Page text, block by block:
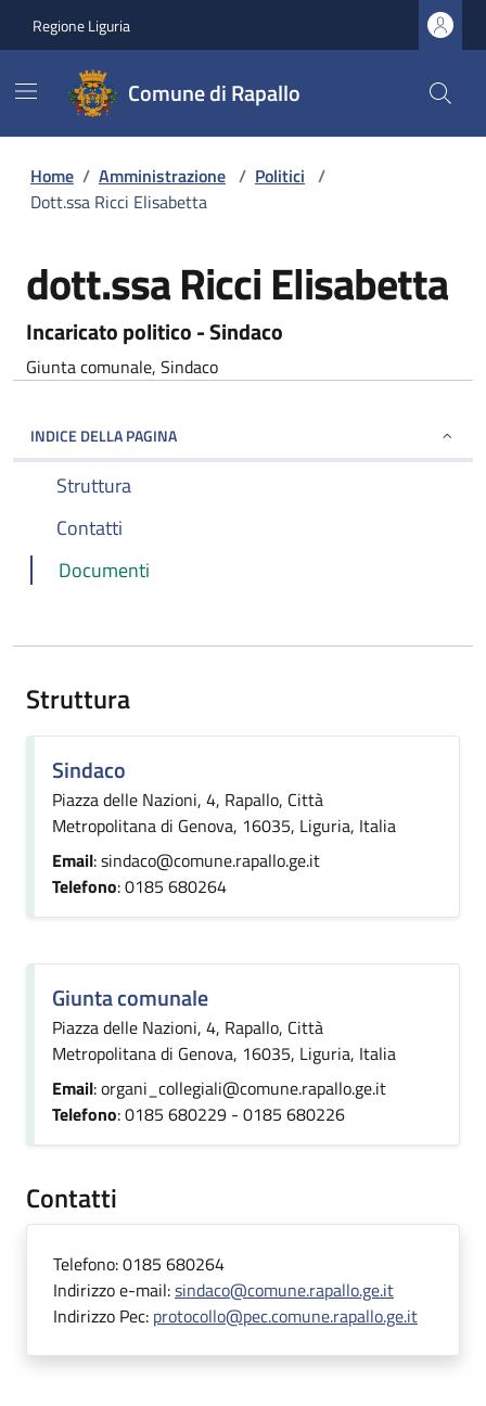
Regione Liguria
Comune di Rapallo
Home / Amministrazione / Politici /
Dott.ssa Ricci Elisabetta
dott.ssa Ricci Elisabetta
Incaricato politico - Sindaco
Giunta comunale, Sindaco
INDICE DELLA PAGINA
Struttura
Contatti
Documenti
Struttura
Sindaco
Piazza delle Nazioni, 4, Rapallo, Città
Metropolitana di Genova, 16035, Liguria, Italia
Email: sindaco@comune.rapallo.ge.it
Telefono: 0185 680264
Giunta comunale
Piazza delle Nazioni, 4, Rapallo, Città
Metropolitana di Genova, 16035, Liguria, Italia
Email: organi_collegiali@comune.rapallo.ge.it
Telefono: 0185 680229 - 0185 680226
Contatti
Telefono:0185 680264
Indirizzo e-mail:sindaco@comune.rapallo.ge.it
Indirizzo Pec: protocollo@pec.comune.rapallo.ge.it